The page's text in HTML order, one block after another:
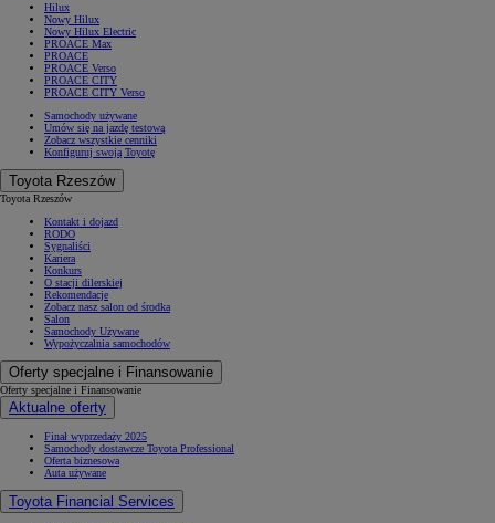
Hilux
Nowy Hilux
Nowy Hilux Electric
PROACE Max
PROACE
PROACE Verso
PROACE CITY
PROACE CITY Verso
Samochody używane
Umów się na jazdę testową
Zobacz wszystkie cenniki
Konfiguruj swoją Toyotę
Toyota Rzeszów
Toyota Rzeszów
Kontakt i dojazd
RODO
Sygnaliści
Kariera
Konkurs
O stacji dilerskiej
Rekomendacje
Zobacz nasz salon od środka
Salon
Samochody Używane
Wypożyczalnia samochodów
Oferty specjalne i Finansowanie
Oferty specjalne i Finansowanie
Aktualne oferty
Finał wyprzedaży 2025
Samochody dostawcze Toyota Professional
Oferta biznesowa
Auta używane
Toyota Financial Services